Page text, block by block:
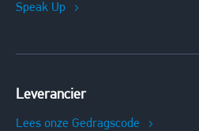
Speak Up
Leverancier
Lees onze Gedragscode